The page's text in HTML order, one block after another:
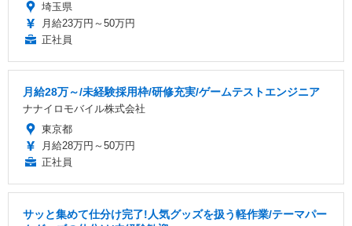
埼玉県
月給23万円～50万円
正社員
月給28万～/未経験採用枠/研修充実/ゲームテストエンジニア
ナナイロモバイル株式会社
東京都
月給28万円～50万円
正社員
サッと集めて仕分け完了!人気グッズを扱う軽作業/テーマパー